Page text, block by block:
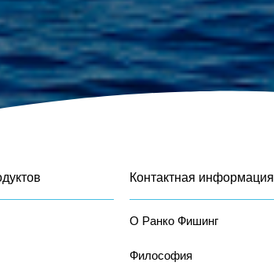
Контактная информация
О Ранко Фишинг
Философия